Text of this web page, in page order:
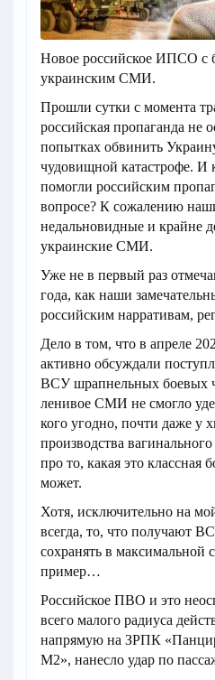
Новое российское ИПСО с
украинским СМИ.
Прошли сутки с момента
российская пропаганда не
попытках обвинить
чудовищной катастрофе. И
помогли российским
вопросе? К сожалению
недальновидные и крайне
украинские СМИ.
Уже не в первый раз
года, как наши
российским нарративам,
Дело в том, что в апреле
активно обсуждали
ВСУ шрапнельных боевых
ленивое СМИ не смогло
кого угодно, почти даже у
производства
про то, какая это классная
может.
Хотя, исключительно на
всегда, то, что получают
сохранять в максимальной
пример…
Российское ПВО и это
всего малого радиуса
напрямую на ЗРПК
М2», нанесло удар по